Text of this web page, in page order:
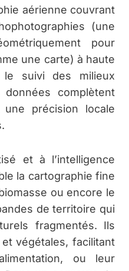
aérienne couvrant
(une
pour
une carte) à haute
le suivi des milieux
complètent
une précision locale
et à l’intelligence
la cartographie fine
ou encore le
de territoire qui
fragmentés. Ils
végétales, facilitant
ou leur